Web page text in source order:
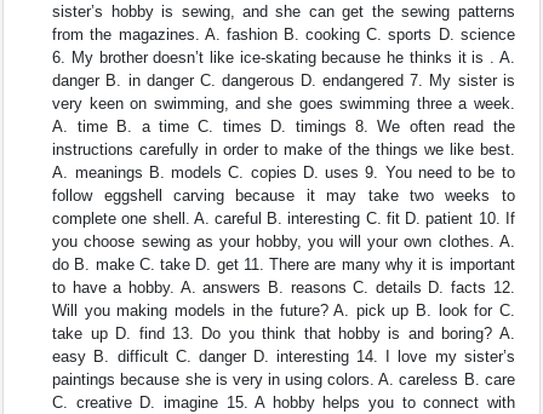
sister’s hobby is sewing, and she can get the sewing patterns
from the magazines. A. fashion B. cooking C. sports D. science
6. My brother doesn’t like ice-skating because he thinks it is . A.
danger B. in danger C. dangerous D. endangered 7. My sister is
very keen on swimming, and she goes swimming three a week.
A. time B. a time C. times D. timings 8. We often read the
instructions carefully in order to make of the things we like best.
A. meanings B. models C. copies D. uses 9. You need to be to
follow eggshell carving because it may take two weeks to
complete one shell. A. careful B. interesting C. fit D. patient 10. If
you choose sewing as your hobby, you will your own clothes. A.
do B. make C. take D. get 11. There are many why it is important
to have a hobby. A. answers B. reasons C. details D. facts 12.
Will you making models in the future? A. pick up B. look for C.
take up D. find 13. Do you think that hobby is and boring? A.
easy B. difficult C. danger D. interesting 14. I love my sister’s
paintings because she is very in using colors. A. careless B. care
C. creative D. imagine 15. A hobby helps you to connect with